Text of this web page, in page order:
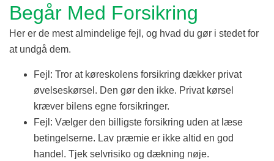
Begår Med Forsikring
Her er de mest almindelige fejl, og hvad du gør i stedet for
at undgå dem.
Fejl: Tror at køreskolens forsikring dækker privat
øvelseskørsel. Den gør den ikke. Privat kørsel
kræver bilens egne forsikringer.
Fejl: Vælger den billigste forsikring uden at læse
betingelserne. Lav præmie er ikke altid en god
handel. Tjek selvrisiko og dækning nøje.